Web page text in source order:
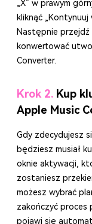
„X” w prawym
kliknąć
Następnie przejdź
konwertować
Converter.
Krok 2. Kup
Apple Music
Gdy zdecydujesz
będziesz musiał
oknie aktywacji,
zostaniesz
możesz wybrać
zakończyć proces
pojawi się